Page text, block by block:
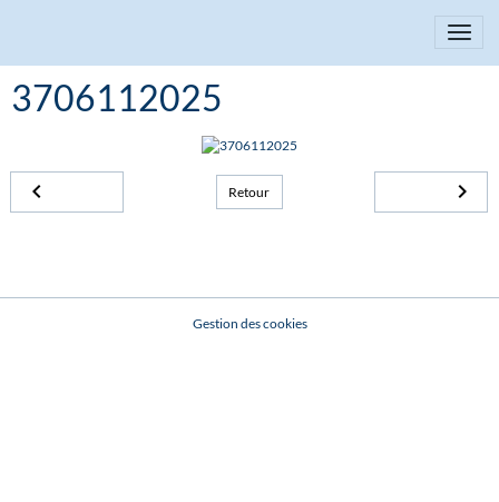
3706112025
Retour
Gestion des cookies